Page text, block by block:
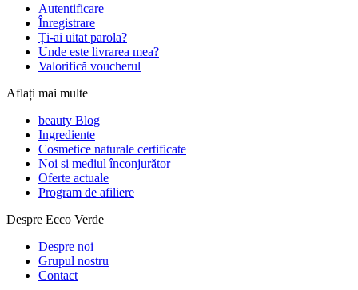
Autentificare
Înregistrare
Ți-ai uitat parola?
Unde este livrarea mea?
Valorifică voucherul
Aflați mai multe
beauty Blog
Ingrediente
Cosmetice naturale certificate
Noi si mediul înconjurător
Oferte actuale
Program de afiliere
Despre Ecco Verde
Despre noi
Grupul nostru
Contact